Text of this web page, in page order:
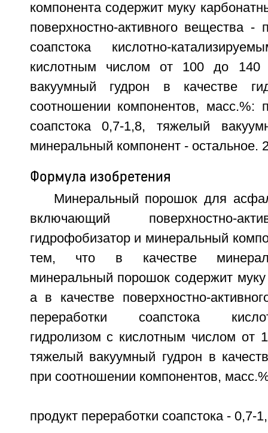
компонента содержит муку
поверхностно-активного вещества -
соапстока кислотно-
кислотным числом от 100 до
вакуумный гудрон в качестве
соотношении компонентов, масс.%:
соапстока 0,7-1,8, тяжелый
минеральный компонент - остальное.
Формула изобретения
Минеральный порошок для
включающий поверхностно-
гидрофобизатор и минеральный
тем, что в качестве
минеральный порошок содержит
а в качестве поверхностно-
переработки соапстока
гидролизом с кислотным числом от
тяжелый вакуумный гудрон в
при соотношении компонентов,
продукт переработки соапстока - 0,7-